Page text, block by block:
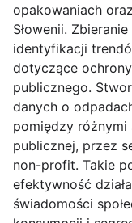
opakowaniach
Słowenii.
identyfikacji
dotyczące
publicznego.
danych o
pomiędzy różnymi
publicznej, przez
non-profit. Takie
efektywność
świadomości